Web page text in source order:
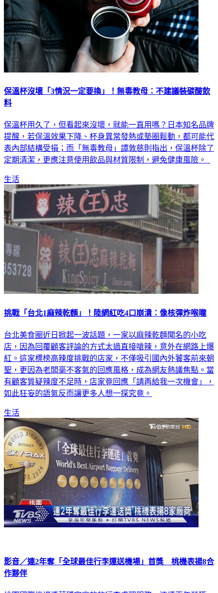
保溫杯沒壞「3情況一定要換」！無毒教母：不建議裝碳酸飲
料
保溫杯用久了，但看起來沒壞，就能一直用嗎？日本知名品牌
提醒，若保溫效果下降、杯身異常發熱或墊圈鬆動，都可能代
表內部結構受損；而「無毒教母」譚敦慈則指出，保溫杯除了
定期清潔，更應注意使用飲品與材質限制，避免健康風險。
生活
挑戰「台北1麻辣乾麵」！陸網紅吃4口崩潰：像核彈炸喉嚨
台北美食圈近日掀起一波話題，一家以麻辣乾麵聞名的小吃
店，因為回覆顧客評論的方式太過直接嗆辣，意外在網路上爆
紅。這家標榜高辣度挑戰的店家，不僅吸引國內外饕客前來朝
聖，更因為老闆毫不客氣的回應風格，成為網友熱議焦點。當
有顧客質疑辣度不足時，店家竟回應「請再給我一次機會」，
如此狂妄的語氣反而讓更多人想一探究竟。
生活
影音／連2年奪「全球最佳行李運送機場」首獎 桃機表揚8合
作夥伴